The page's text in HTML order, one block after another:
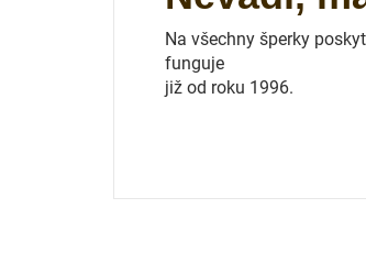
Na všechny šperky
funguje
již od roku 1996.